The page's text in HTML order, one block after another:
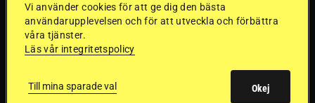
”Gummi” berättar:
Första stegen mot
en internationell
Vi använder cookies för att ge dig den bästa
användarupplevelsen och för att utveckla och förbättra
våra tjänster.
Läs vår integritetspolicy
Till mina sparade val Okej